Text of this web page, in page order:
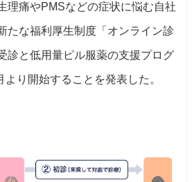
理痛やPMSなどの症状に悩む自社
たな福利厚生制度「オンライン診
診と低用量ピル服薬の支援プログ
り開始することを発表した。